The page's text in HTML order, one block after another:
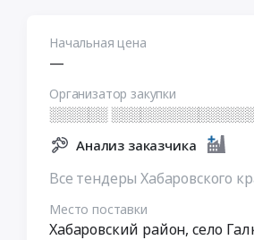
Начальная цена
—
Организатор закупки
░░░░░░
Анализ заказчика
Все тендеры Хабаровского
Место поставки
Хабаровский район, село